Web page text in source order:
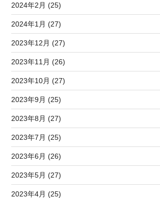
2024年2月 (25)
2024年1月 (27)
2023年12月 (27)
2023年11月 (26)
2023年10月 (27)
2023年9月 (25)
2023年8月 (27)
2023年7月 (25)
2023年6月 (26)
2023年5月 (27)
2023年4月 (25)